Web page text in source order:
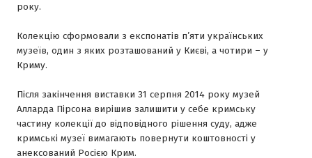
року.
Колекцію сформовали з експонатів п’яти українських
музеїв, один з яких розташований у Києві, а чотири – у
Криму.
Після закінчення виставки 31 серпня 2014 року музей
Алларда Пірсона вирішив залишити у себе кримську
частину колекції до відповідного рішення суду, адже
кримські музеї вимагають повернути коштовності у
анексований Росією Крим.